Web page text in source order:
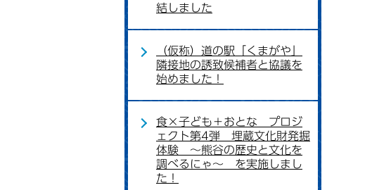
結しました
（仮称）道の駅「くまがや」
隣接地の誘致候補者と協議を
始めました！
食×子ども＋おとな プロジ
ェクト第4弾 埋蔵文化財発掘
体験 ～熊谷の歴史と文化を
調べるにゃ～ を実施しまし
た！